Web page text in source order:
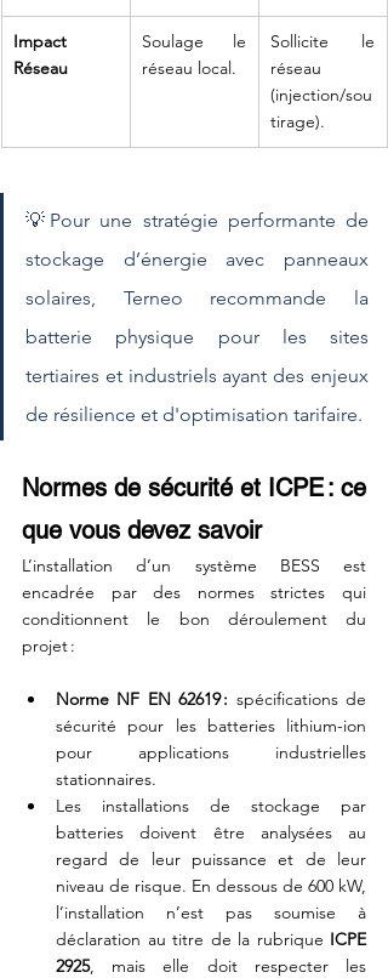
Impact
Réseau
Soulage le
réseau local.
Sollicite le
réseau
(injection/sou
tirage).
💡Pour une stratégie performante de
stockage d’énergie avec panneaux
solaires, Terneo recommande la
batterie physique pour les sites
tertiaires et industriels ayant des enjeux
de résilience et d'optimisation tarifaire.
Normes de sécurité et ICPE : ce
que vous devez savoir
L’installation d’un système BESS est
encadrée par des normes strictes qui
conditionnent le bon déroulement du
projet :
Norme NF EN 62619 : spécifications de
sécurité pour les batteries lithium-ion
pour applications industrielles
stationnaires.
Les installations de stockage par
batteries doivent être analysées au
regard de leur puissance et de leur
niveau de risque. En dessous de 600 kW,
l’installation n’est pas soumise à
déclaration au titre de la rubrique ICPE
2925, mais elle doit respecter les